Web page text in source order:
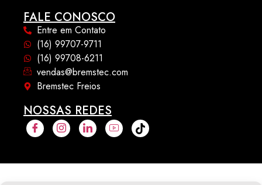
FALE CONOSCO
Entre em Contato
(16) 99707-9711
(16) 99708-6211
vendas@bremstec.com
Bremstec Freios
NOSSAS REDES